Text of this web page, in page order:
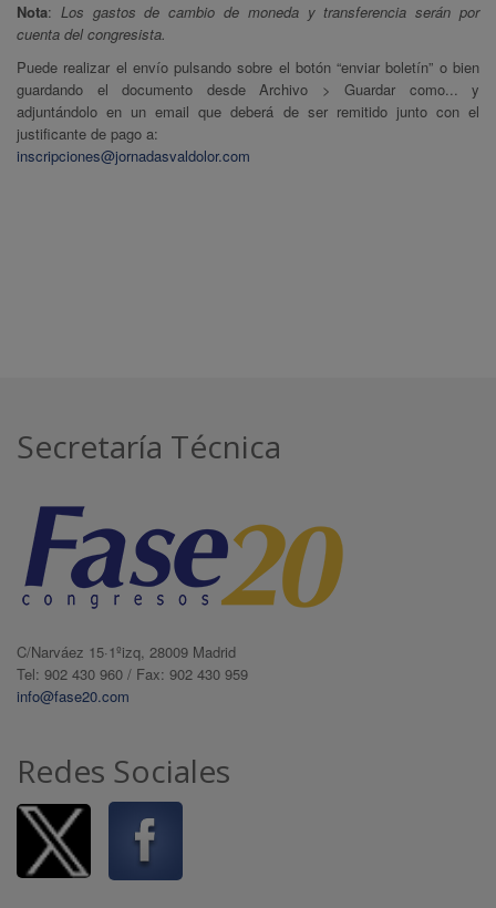
Nota: Los gastos de cambio de moneda y transferencia serán por
cuenta del congresista.
Puede realizar el envío pulsando sobre el botón “enviar boletín” o bien
guardando el documento desde Archivo > Guardar como... y
adjuntándolo en un email que deberá de ser remitido junto con el
justificante de pago a:
inscripciones@jornadasvaldolor.com
Secretaría Técnica
C/Narváez 15·1ºizq, 28009 Madrid
Tel: 902 430 960 / Fax: 902 430 959
info@fase20.com
Redes Sociales